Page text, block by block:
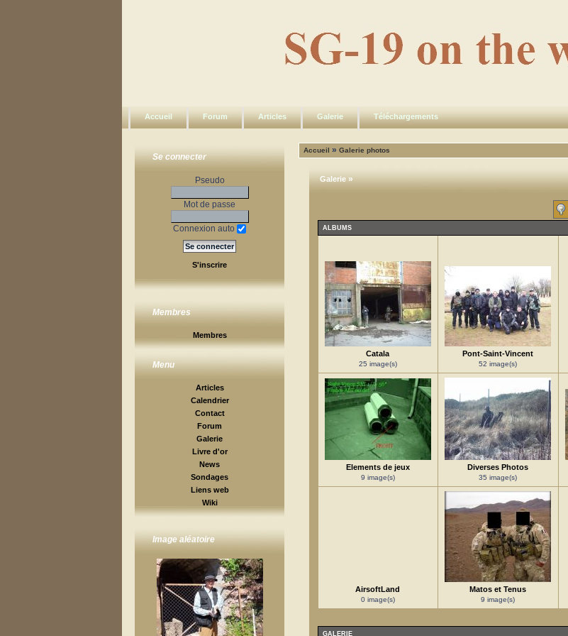
Accueil Forum Articles Galerie Téléchargements
Se connecter
Pseudo
Mot de passe
Connexion auto
S'inscrire
Membres
Membres
Menu
Articles
Calendrier
Contact
Forum
Galerie
Livre d'or
News
Sondages
Liens web
Wiki
Image aléatoire
Accueil »Galerie photos
Galerie»
ALBUMS
Catala
25 image(s)
Pont-Saint-Vincent
52 image(s)
Elements de jeux
9 image(s)
Diverses Photos
35 image(s)
AirsoftLand
0 image(s)
Matos et Tenus
9 image(s)
GALERIE